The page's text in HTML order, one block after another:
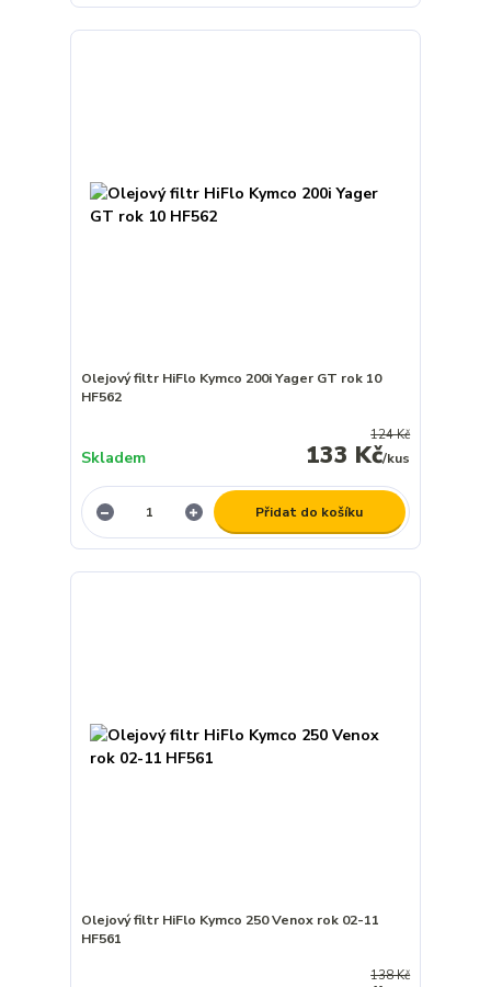
Olejový filtr HiFlo Kymco 200i Yager GT rok 10
HF562
124 Kč
133 Kč/kus
Skladem
Přidat do košíku
Olejový filtr HiFlo Kymco 250 Venox rok 02-11
HF561
138 Kč